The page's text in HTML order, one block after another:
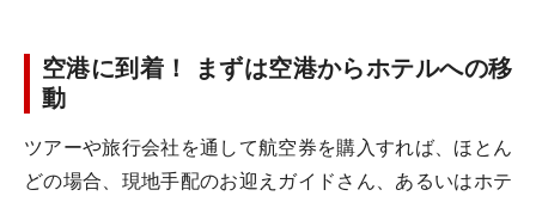
空港に到着！ まずは空港からホテルへの移
動
ツアーや旅行会社を通して航空券を購入すれば、ほとん
どの場合、現地手配のお迎えガイドさん、あるいはホテ